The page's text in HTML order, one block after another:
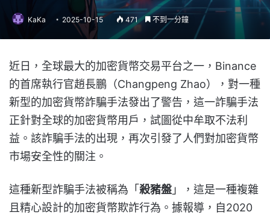
KaKa 2025-10-15 471 不到一分鐘
近日，全球最大的加密貨幣交易平台之一，Binance
的首席執行官趙長鵬（Changpeng Zhao），對一種
新型的加密貨幣詐騙手法發出了警告，這一詐騙手法
正針對全球的加密貨幣用戶，試圖從中牟取不法利
益。該詐騙手法的出現，再次引發了人們對加密貨幣
市場安全性的關注。
這種新型詐騙手法被稱為「 殺豬盤 」，這是一種複雜
且精心設計的加密貨幣欺詐行為。據報導，自2020